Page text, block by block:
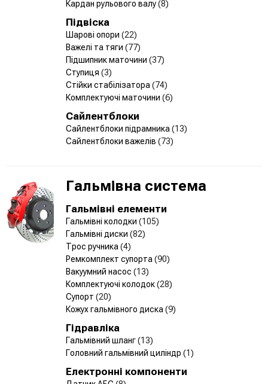
Кардан рульового валу(8)
Підвіска
Шарові опори (22)
Важелі та тяги (77)
Підшипник маточини (37)
Ступиця (3)
Стійки стабілізатора (74)
Комплектуючі маточини (6)
Сайлентблоки
Сайлентблоки підрамника (13)
Сайлентблоки важелів (73)
Гальмівна система
Гальмівні елементи
Гальмівні колодки (105)
Гальмівні диски (82)
Трос ручника (4)
Ремкомплект супорта (90)
Вакуумний насос (13)
Комплектуючі колодок(28)
Супорт (20)
Кожух гальмівного диска (9)
Гідравліка
Гальмівний шланг(13)
Головний гальмівний циліндр (1)
Електронні компоненти